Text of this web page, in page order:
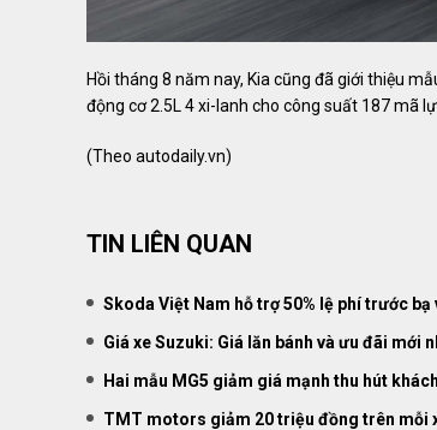
Hồi tháng 8 năm nay, Kia cũng đã giới thiệu
động cơ 2.5L 4 xi-lanh cho công suất 187 mã
(Theo autodaily.vn)
TIN LIÊN QUAN
Skoda Việt Nam hỗ trợ 50% lệ phí trước bạ
Giá xe Suzuki: Giá lăn bánh và ưu đãi mới
Hai mẫu MG5 giảm giá mạnh thu hút
TMT motors giảm 20 triệu đồng trên mỗi